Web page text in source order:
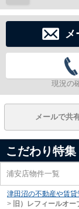
メ
現況の
メールで共
こだわり特集
浦安店物件一覧
津田沼の不動産や賃
>
旧）レフィールオー